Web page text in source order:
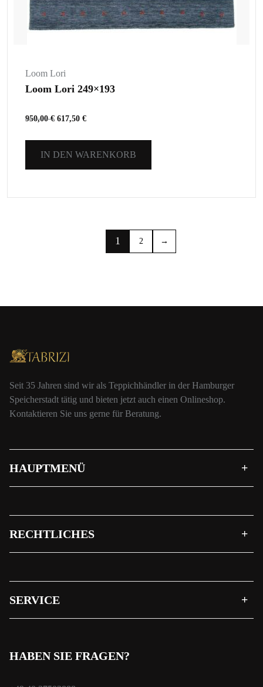
Loom Lori
Loom Lori 249×193
950,00€ 617,50 €
IN DEN WARENKORB
1 2 →
Seit 35 Jahren sind wir als Teppichhändler in der Hamburger
Speicherstadt tätig und bieten jetzt auch einen Onlineshop.
Kontaktieren Sie uns gerne für Beratung.
HAUPTMENÜ
RECHTLICHES
SERVICE
HABEN SIE FRAGEN?